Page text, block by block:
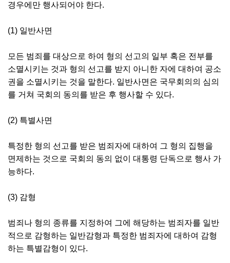
경우에만 행사되어야 한다.
(1) 일반사면
모든 범죄를 대상으로 하여 형의 선고의 일부 혹은 전부를
소멸시키는 것과 형의 선고를 받지 아니한 자에 대하여 공소
권을 소멸시키는 것을 말한다. 일반사면은 국무회의의 심의
를 거쳐 국회의 동의를 받은 후 행사할 수 있다.
(2) 특별사면
특정한 형의 선고를 받은 범죄자에 대하여 그 형의 집행을
면제하는 것으로 국회의 동의 없이 대통령 단독으로 행사 가
능하다.
(3) 감형
범죄나 형의 종류를 지정하여 그에 해당하는 범죄자를 일반
적으로 감형하는 일반감형과 특정한 범죄자에 대하여 감형
하는 특별감형이 있다.